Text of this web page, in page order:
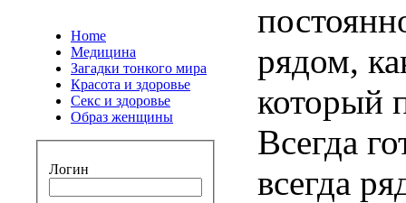
Home
Медицина
Загадки тонкого мира
Красота и здоровье
Секс и здоровье
Образ женщины
Логин
рядом,
который
Всегда
всегда